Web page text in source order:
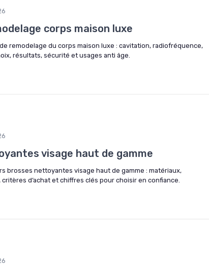
corps maison luxe
remodelage du corps maison luxe : cavitation, radiofréquence,
résultats, sécurité et usages anti âge.
visage haut de gamme
brosses nettoyantes visage haut de gamme : matériaux,
d’achat et chiffres clés pour choisir en confiance.